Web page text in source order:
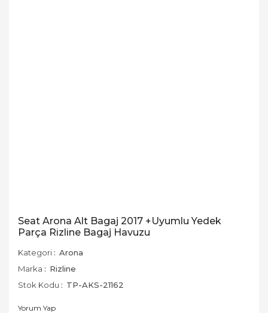
Seat Arona Alt Bagaj 2017 +Uyumlu Yedek
Parça Rizline Bagaj Havuzu
Kategori
Arona
Marka
Rizline
Stok Kodu
TP-AKS-21162
Yorum Yap